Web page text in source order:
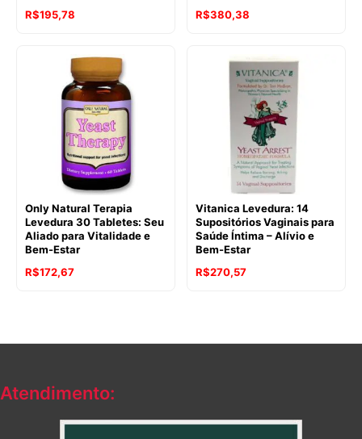
R$195,78
R$380,38
Only Natural Terapia
Levedura 30 Tabletes: Seu
Aliado para Vitalidade e
Bem-Estar
R$172,67
Vitanica Levedura: 14
Supositórios Vaginais para
Saúde Íntima – Alívio e
Bem-Estar
R$270,57
Atendimento: